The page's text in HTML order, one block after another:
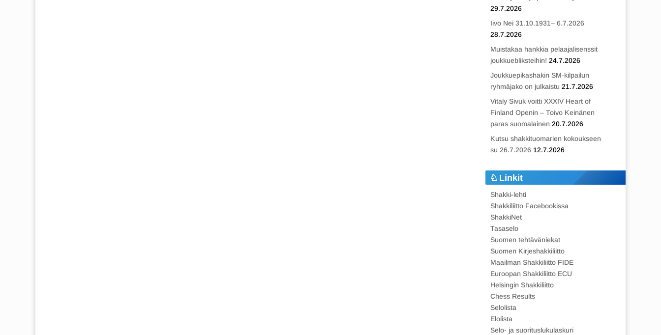
29.7.2026
Iivo Nei 31.10.1931– 6.7.2026
28.7.2026
Muistakaa hankkia pelaajalisenssit
joukkuebliksteihin! 24.7.2026
Joukkuepikashakin SM-kilpailun
ryhmäjako on julkaistu 21.7.2026
Vitaly Sivuk voitti XXXIV Heart of
Finland Openin – Toivo Keinänen
paras suomalainen 20.7.2026
Kutsu shakkituomarien kokoukseen
su 26.7.2026 12.7.2026
Linkit
Shakki-lehti
Shakkiliitto Facebookissa
ShakkiNet
Tasaselo
Suomen tehtäväniekat
Suomen Kirjeshakkiliitto
Maailman Shakkiliitto FIDE
Euroopan Shakkiliitto ECU
Helsingin Shakkiliitto
Chess Results
Selolista
Elolista
Selo- ja suorituslukulaskuri